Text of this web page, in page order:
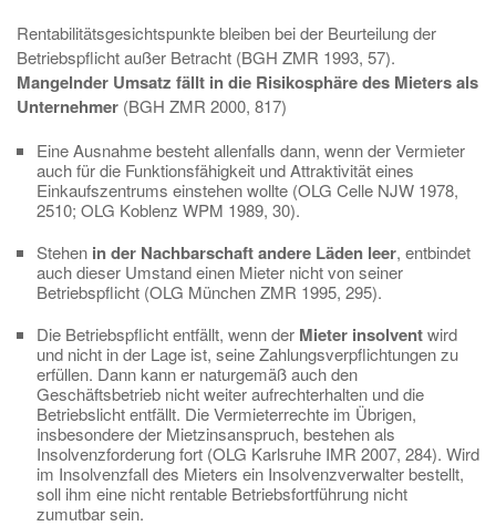
Rentabilitätsgesichtspunkte bleiben bei der Beurteilung der
Betriebspflicht außer Betracht (BGH ZMR 1993, 57).
Mangelnder Umsatz fällt in die Risikosphäre des Mieters als
Unternehmer (BGH ZMR 2000, 817)
Eine Ausnahme besteht allenfalls dann, wenn der Vermieter
auch für die Funktionsfähigkeit und Attraktivität eines
Einkaufszentrums einstehen wollte (OLG Celle NJW 1978,
2510; OLG Koblenz WPM 1989, 30).
Stehen in der Nachbarschaft andere Läden leer, entbindet
auch dieser Umstand einen Mieter nicht von seiner
Betriebspflicht (OLG München ZMR 1995, 295).
Die Betriebspflicht entfällt, wenn der Mieter insolventwird
und nicht in der Lage ist, seine Zahlungsverpflichtungen zu
erfüllen. Dann kann er naturgemäß auch den
Geschäftsbetrieb nicht weiter aufrechterhalten und die
Betriebslicht entfällt. Die Vermieterrechte im Übrigen,
insbesondere der Mietzinsanspruch, bestehen als
Insolvenzforderung fort (OLG Karlsruhe IMR 2007, 284). Wird
im Insolvenzfall des Mieters ein Insolvenzverwalter bestellt,
soll ihm eine nicht rentable Betriebsfortführung nicht
zumutbar sein.